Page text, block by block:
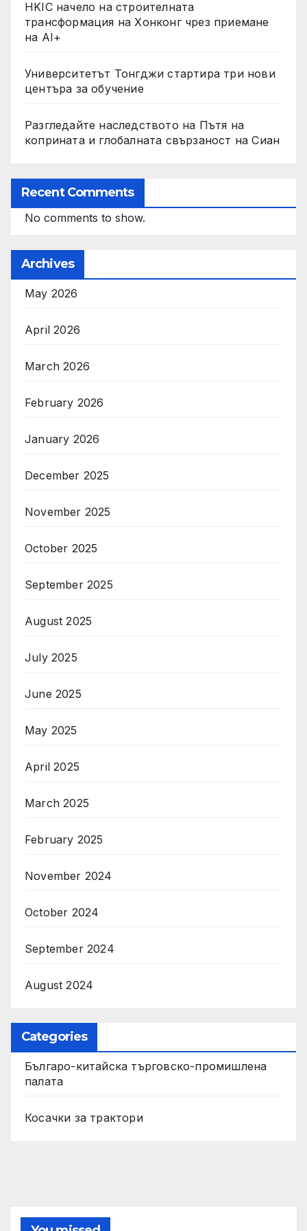
HKIC начело на строителната
трансформация на Хонконг чрез приемане
на AI+
Университетът Тонгджи стартира три нови
центъра за обучение
Разгледайте наследството на Пътя на
коприната и глобалната свързаност на Сиан
Recent Comments
No comments to show.
Archives
May 2026
April 2026
March 2026
February 2026
January 2026
December 2025
November 2025
October 2025
September 2025
August 2025
July 2025
June 2025
May 2025
April 2025
March 2025
February 2025
November 2024
October 2024
September 2024
August 2024
Categories
Българо-китайска търговско-промишлена
палата
Косачки за трактори